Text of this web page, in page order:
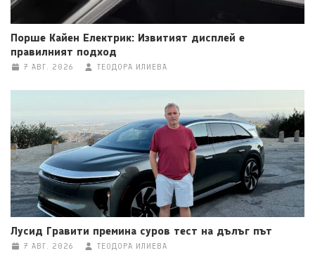
Порше Кайен Електрик: Извитият дисплей е
правилният подход
7 АВГ. 2026 ТЕОДОРА ИЛИЕВА
Лусид Гравити премина суров тест на дълъг път
7 АВГ. 2026 ТЕОДОРА ИЛИЕВА